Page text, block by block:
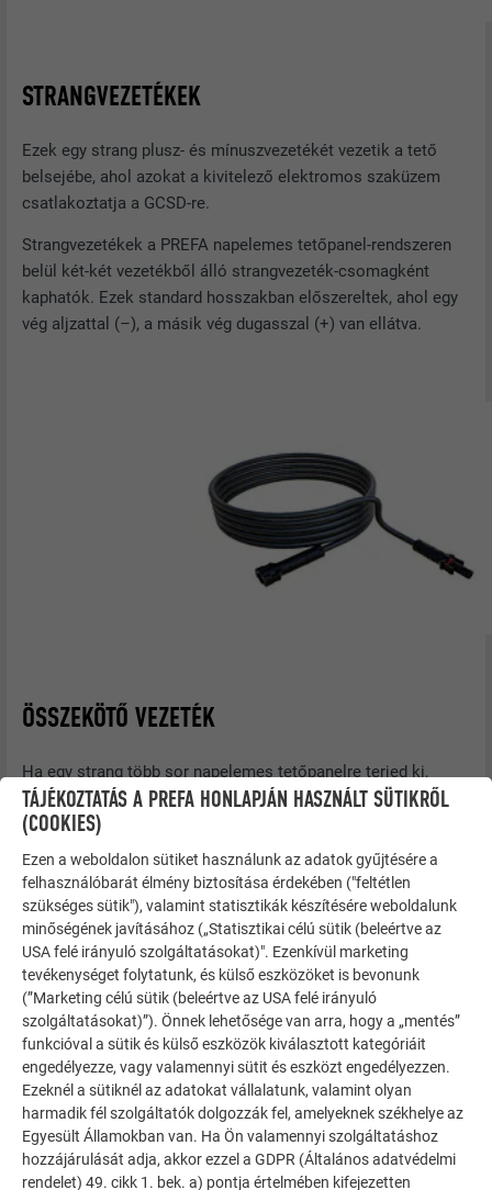
STRANGVEZETÉKEK
Ezek egy strang plusz- és mínuszvezetékét vezetik a tető
belsejébe, ahol azokat a kivitelező elektromos szaküzem
csatlakoztatja a GCSD-re.
Strangvezetékek a PREFA napelemes tetőpanel-rendszeren
belül két-két vezetékből álló strangvezeték-csomagként
kaphatók. Ezek standard hosszakban előszereltek, ahol egy
vég aljzattal (–), a másik vég dugasszal (+) van ellátva.
ÖSSZEKÖTŐ VEZETÉK
Ha egy strang több sor napelemes tetőpanelre terjed ki,
akkor ezeket összekötő vezetékekkel kell összekapcsolni.
Ezek a vezetékek projektspecifikusan gyártottak és
folyamatos számozással vannak hozzárendelve. A
kábelvégek PV-dugaszokkal, ill. PV-aljzatokkal vannak
ellátva.
A megfelelő pozíciót a fektetési terv tartalmazza.
TÁJÉKOZTATÁS A PREFA HONLAPJÁN HASZNÁLT SÜTIKRŐL
(COOKIES)
Ezen a weboldalon sütiket használunk az adatok gyűjtésére a
felhasználóbarát élmény biztosítása érdekében ("feltétlen
szükséges sütik"), valamint statisztikák készítésére weboldalunk
minőségének javításához („Statisztikai célú sütik (beleértve az
USA felé irányuló szolgáltatásokat)". Ezenkívül marketing
tevékenységet folytatunk, és külső eszközöket is bevonunk
(”Marketing célú sütik (beleértve az USA felé irányuló
szolgáltatásokat)”). Önnek lehetősége van arra, hogy a „mentés”
funkcióval a sütik és külső eszközök kiválasztott kategóriáit
engedélyezze, vagy valamennyi sütit és eszközt engedélyezzen.
Ezeknél a sütiknél az adatokat vállalatunk, valamint olyan
harmadik fél szolgáltatók dolgozzák fel, amelyeknek székhelye az
Egyesült Államokban van. Ha Ön valamennyi szolgáltatáshoz
hozzájárulását adja, akkor ezzel a GDPR (Általános adatvédelmi
rendelet) 49. cikk 1. bek. a) pontja értelmében kifejezetten